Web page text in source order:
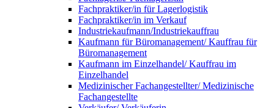
Fachpraktiker/in für Lagerlogistik
Fachpraktiker/in im Verkauf
Industriekaufmann/Industriekauffrau
Kaufmann für Büromanagement/ Kauffrau für
Büromanagement
Kaufmann im Einzelhandel/ Kauffrau im
Einzelhandel
Medizinischer Fachangestellter/ Medizinische
Fachangestellte